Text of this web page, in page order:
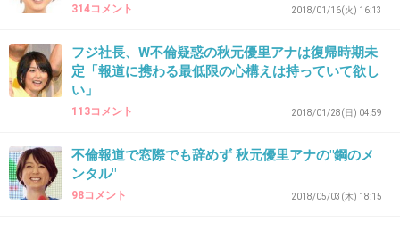
-2
37. 匿名2019/11/06(水) 17:45:42
恥ずかしくないのかな？
表舞台でお仕事するの？
314コメント 2018/01/16(火) 16:13
フジ社長、W不倫疑惑の秋元優里アナは復帰時期未
定「報道に携わる最低限の心構えは持っていて欲し
い」
113コメント 2018/01/28(日) 04:59
不倫報道で窓際でも辞めず 秋元優里アナの"鋼のメ
ンタル"
98コメント 2018/05/03(木) 18:15